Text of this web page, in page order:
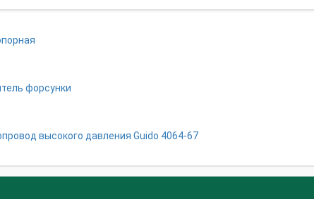
форсунки
высокого давления Guidо 4064-67